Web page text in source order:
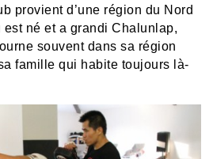
provient d’une région du Nord
né et a grandi Chalunlap,
souvent dans sa région
famille qui habite toujours là-